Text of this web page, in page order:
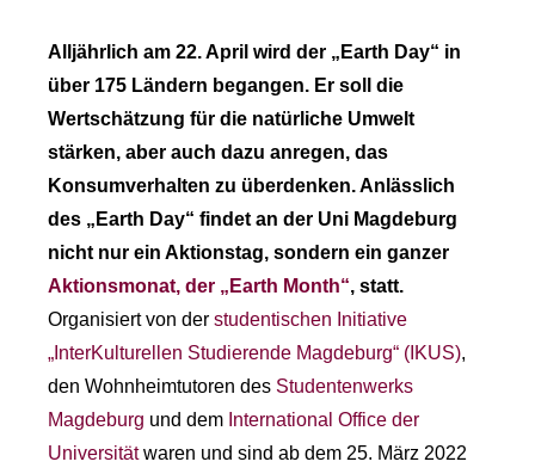
Alljährlich am 22. April wird der „Earth Day“ in
über 175 Ländern begangen. Er soll die
Wertschätzung für die natürliche Umwelt
stärken, aber auch dazu anregen, das
Konsumverhalten zu überdenken. Anlässlich
des „Earth Day“ findet an der Uni Magdeburg
nicht nur ein Aktionstag, sondern ein ganzer
Aktionsmonat, der „Earth Month“, statt.
Organisiert von der studentischen Initiative
„InterKulturellen Studierende Magdeburg“ (IKUS),
den Wohnheimtutoren des Studentenwerks
Magdeburg und dem International Office der
Universitätwaren und sind ab dem 25. März 2022